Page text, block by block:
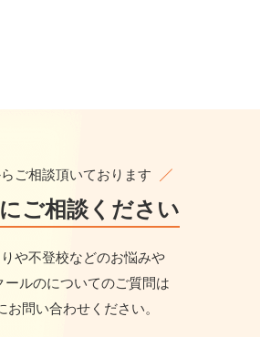
ご相談頂いております
ご相談ください
や不登校などのお悩みや
ールのについてのご質問は
お問い合わせください。